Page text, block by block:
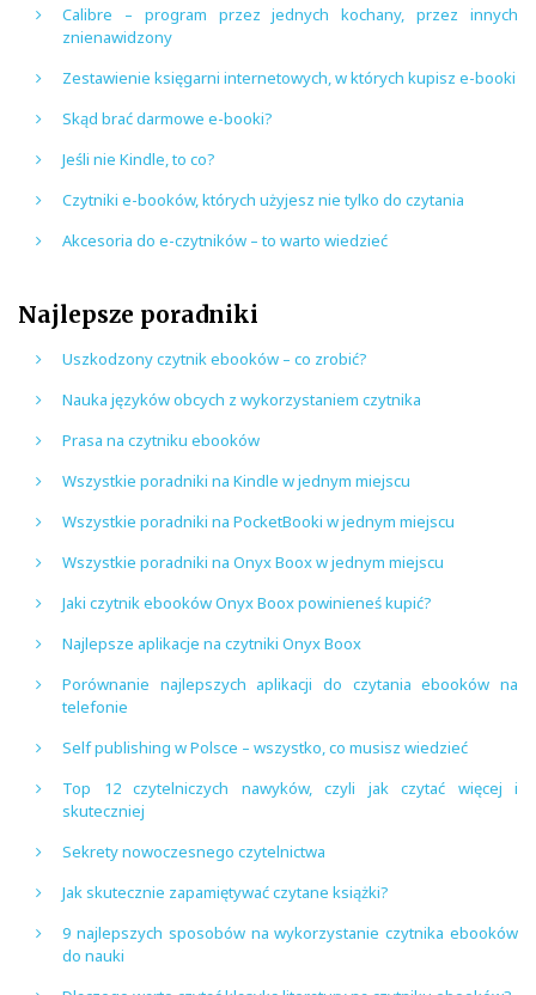
Calibre – program przez jednych kochany, przez innych
znienawidzony
Zestawienie księgarni internetowych, w których kupisz e-booki
Skąd brać darmowe e-booki?
Jeśli nie Kindle, to co?
Czytniki e-booków, których użyjesz nie tylko do czytania
Akcesoria do e-czytników – to warto wiedzieć
Najlepsze poradniki
Uszkodzony czytnik ebooków – co zrobić?
Nauka języków obcych z wykorzystaniem czytnika
Prasa na czytniku ebooków
Wszystkie poradniki na Kindle w jednym miejscu
Wszystkie poradniki na PocketBooki w jednym miejscu
Wszystkie poradniki na Onyx Boox w jednym miejscu
Jaki czytnik ebooków Onyx Boox powinieneś kupić?
Najlepsze aplikacje na czytniki Onyx Boox
Porównanie najlepszych aplikacji do czytania ebooków na
telefonie
Self publishing w Polsce – wszystko, co musisz wiedzieć
Top 12 czytelniczych nawyków, czyli jak czytać więcej i
skuteczniej
Sekrety nowoczesnego czytelnictwa
Jak skutecznie zapamiętywać czytane książki?
9 najlepszych sposobów na wykorzystanie czytnika ebooków
do nauki